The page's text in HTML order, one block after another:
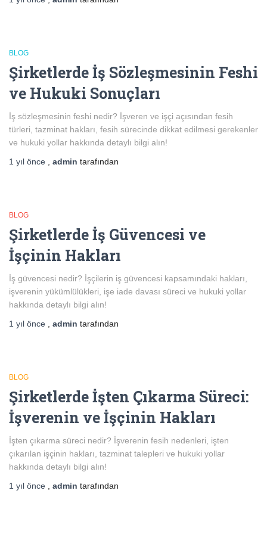
BLOG
Şirketlerde İş Sözleşmesinin Feshi
ve Hukuki Sonuçları
İş sözleşmesinin feshi nedir? İşveren ve işçi açısından fesih
türleri, tazminat hakları, fesih sürecinde dikkat edilmesi gerekenler
ve hukuki yollar hakkında detaylı bilgi alın!
1 yıl önce admin tarafından
BLOG
Şirketlerde İş Güvencesi ve
İşçinin Hakları
İş güvencesi nedir? İşçilerin iş güvencesi kapsamındaki hakları,
işverenin yükümlülükleri, işe iade davası süreci ve hukuki yollar
hakkında detaylı bilgi alın!
1 yıl önce admin tarafından
BLOG
Şirketlerde İşten Çıkarma Süreci:
İşverenin ve İşçinin Hakları
İşten çıkarma süreci nedir? İşverenin fesih nedenleri, işten
çıkarılan işçinin hakları, tazminat talepleri ve hukuki yollar
hakkında detaylı bilgi alın!
1 yıl önce admin tarafından